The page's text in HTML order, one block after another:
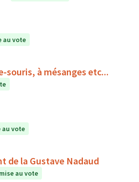
au vote
souris, à mésanges etc...
au vote
de la Gustave Nadaud
au vote